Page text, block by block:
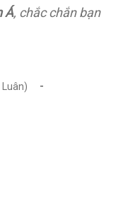
Á, chắc chắn bạn
-